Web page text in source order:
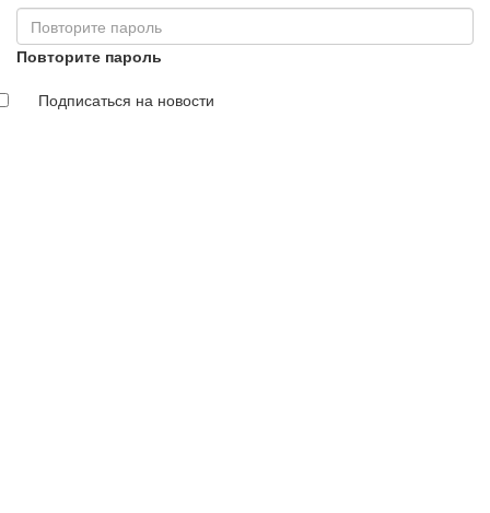
Повторите пароль
Подписаться на новости